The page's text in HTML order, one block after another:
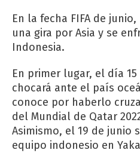
En la fecha FIFA de
una gira por Asia y se
Indonesia.
En primer lugar, el día
chocará ante el país
conoce por haberlo
del Mundial de Qatar
Asimismo, el 19 de junio
equipo indonesio en